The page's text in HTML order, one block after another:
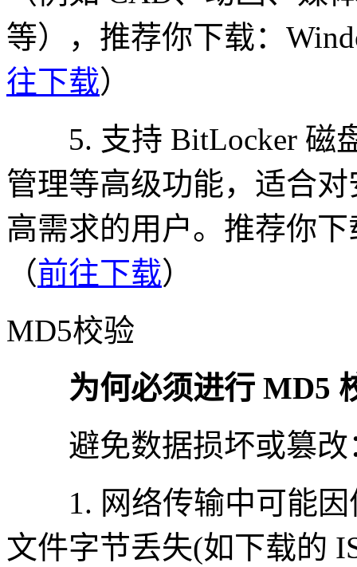
等），推荐你下载：
往下载）
5. 支持 BitLocker 磁
管理等高级功能，适合
高需求的用户。推荐你下
（前往下载）
MD5校验
为何必须进行 MD5
避免数据损坏或篡改
1. 网络传输中可能因
文件字节丢失(如下载的